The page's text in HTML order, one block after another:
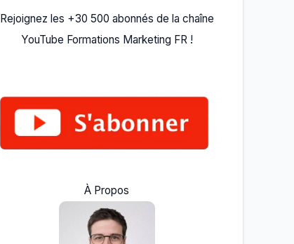
Rejoignez les +30 500 abonnés de la chaîne
YouTube Formations Marketing FR !
À Propos